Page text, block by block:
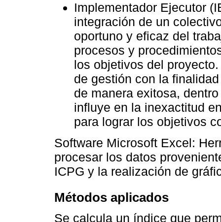
Implementador Ejecutor
integración de un
oportuno y eficaz del
procesos y
los objetivos del
de gestión con la
de manera exitosa,
influye en la inexactitud
para lograr los objetivos
Software Microsoft Excel:
procesar los datos
ICPG y la realización de
Métodos aplicados
Se calcula un índice que